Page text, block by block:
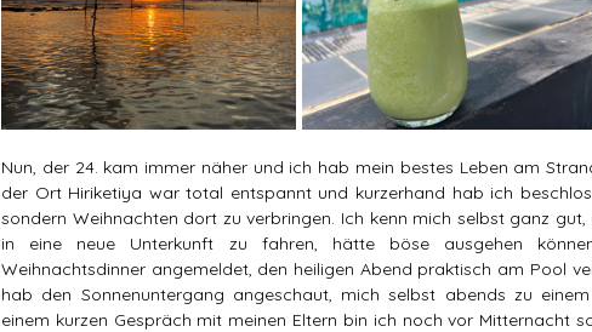
Nun, der 24. kam immer näher und ich hab mein bestes Leben am
der Ort Hiriketiya war total entspannt und kurzerhand hab ich
sondern Weihnachten dort zu verbringen. Ich kenn mich selbst ganz
in eine neue Unterkunft zu fahren, hätte böse ausgehen
Weihnachtsdinner angemeldet, den heiligen Abend praktisch am Pool
hab den Sonnenuntergang angeschaut, mich selbst abends zu
einem kurzen Gespräch mit meinen Eltern bin ich noch vor Mitternacht